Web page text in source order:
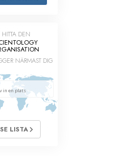
HITTA DEN
NÄRMAST DIG
SE LISTA